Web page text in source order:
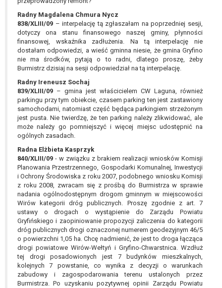
Radny Magdalena Chmura Nycz
838/XLIII/09 – interpelację tą zgłaszałam na poprzedniej sesji,
dotyczy ona stanu finansowego naszej gminy, płynności
finansowej, wskaźnika zadłużenia. Na tą interpelację nie
dostałam odpowiedzi, a wieść gminna niesie, że gmina Gryfino
nie ma środków, pytają o to radni, dlatego proszę, żeby
Burmistrz dzisiaj na sesji odpowiedział na tą interpelację.
Radny Ireneusz Sochaj
839/XLIII/09 – gmina jest właścicielem CW Laguna, również
parkingu przy tym obiekcie, czasem parking ten jest zastawiony
samochodami, natomiast część będąca parkingiem strzeżonym
jest pusta. Nie twierdzę, że ten parking należy zlikwidować, ale
może należy go pomniejszyć i więcej miejsc udostępnić na
ogólnych zasadach.
Radna Elżbieta Kasprzyk
840/XLIII/09 - w związku z brakiem realizacji wniosków Komisji
Planowania Przestrzennego, Gospodarki Komunalnej, Inwestycji
i Ochrony Środowiska z roku 2007, podobnego wniosku Komisji
z roku 2008, zwracam się z prośbą do Burmistrza w sprawie
nadania ogólnodostępnym drogom gminnym w miejscowości
Wirów kategorii dróg publicznych. Proszę zgodnie z art. 7
ustawy o drogach o wystąpienie do Zarządu Powiatu
Gryfińskiego i zaopiniowanie propozycji zaliczenia do kategorii
dróg publicznych drogi oznaczonej numerem geodezyjnym 46/5
o powierzchni 1,05 ha. Chcę nadmienić, że jest to droga łącząca
drogi powiatowe Wirów-Wełtyń i Gryfino-Chwarstnica. Wzdłuż
tej drogi posadowionych jest 7 budynków mieszkalnych,
kolejnych 7 powstanie, co wynika z decyzji o warunkach
zabudowy i zagospodarowania terenu ustalonych przez
Burmistrza. Po uzyskaniu pozytywnej opinii Zarządu Powiatu